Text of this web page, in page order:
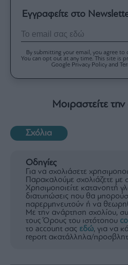
Εγγραφείτε στο
By submitting your email, you agree to
You can opt out at any time. This site is
Google Privacy Policy and
Μοιραστείτε
Σχόλια
Οδηγίες
Για να σχολιάσετε
Παρακαλούμε σχολιάζετε με
Χρησιμοποιείτε κατανοητή
διατυπώσεις που θα
παρερμηνευτούν ή να
Με την ανάρτηση σχολίου,
τους Όρους του ιστότοπου
το account σας εδώ, για να
report ακατάλληλα/